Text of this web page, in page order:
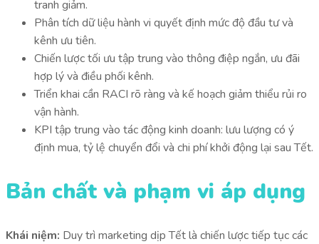
tranh giảm.
Phân tích dữ liệu hành vi quyết định mức độ đầu tư và
kênh ưu tiên.
Chiến lược tối ưu tập trung vào thông điệp ngắn, ưu đãi
hợp lý và điều phối kênh.
Triển khai cần RACI rõ ràng và kế hoạch giảm thiểu rủi ro
vận hành.
KPI tập trung vào tác động kinh doanh: lưu lượng có ý
định mua, tỷ lệ chuyển đổi và chi phí khởi động lại sau Tết.
Bản chất và phạm vi áp dụng
Khái niệm: Duy trì marketing dịp Tết là chiến lược tiếp tục các